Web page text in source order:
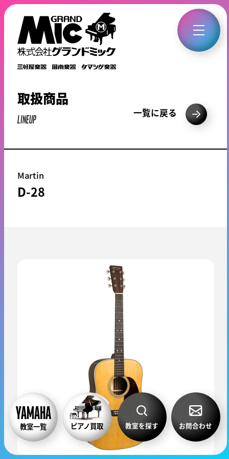
教室を探す お問合わせ
教室一覧 ピアノ買取
取扱商品
LINEUP
Martin
D-28
一覧に戻る